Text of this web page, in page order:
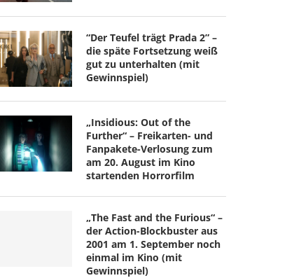
“Der Teufel trägt Prada 2” –
die späte Fortsetzung weiß
gut zu unterhalten (mit
Gewinnspiel)
„Insidious: Out of the
Further“ – Freikarten- und
Fanpakete-Verlosung zum
am 20. August im Kino
startenden Horrorfilm
„The Fast and the Furious“ –
der Action-Blockbuster aus
2001 am 1. September noch
einmal im Kino (mit
Gewinnspiel)